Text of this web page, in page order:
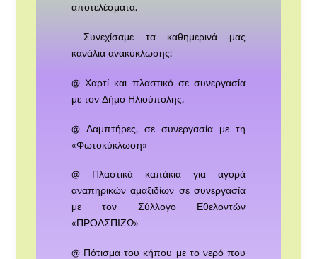
αποτελέσματα.
Συνεχίσαμε τα καθημερινά μας
κανάλια ανακύκλωσης:
@ Χαρτί και πλαστικό σε συνεργασία
με τον Δήμο Ηλιούπολης.
@ Λαμπτήρες, σε συνεργασία με τη
«Φωτοκύκλωση»
@ Πλαστικά καπάκια για αγορά
αναπηρικών αμαξιδίων σε συνεργασία
με τον Σύλλογο Εθελοντών
«ΠΡΟΑΣΠΙΖΩ»
@ Πότισμα του κήπου με το νερό που